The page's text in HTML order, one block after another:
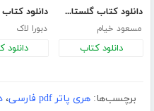
دانلود کتاب گلستان سعدی برای نوجوانان
مسعود خیام
دانلود کتاب
دبورا لاک
دانلود
برچسب‌ها: هری پاتر pdf فارسی ،